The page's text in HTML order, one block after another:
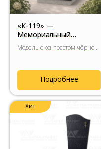
«К-119» —
Мемориальный
комплекс с парящей
надгробной плитой и
вставкой
Модель с контрастом чёрного
парящей надгробной плитой
и минималистичной
архитектурной композицией.
Подробнее
Хит